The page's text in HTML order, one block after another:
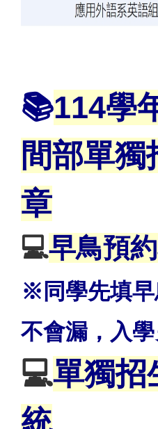
📚114學
間部單
章
💻早鳥預
※同學先填早
不會漏，入學
💻單獨招
統